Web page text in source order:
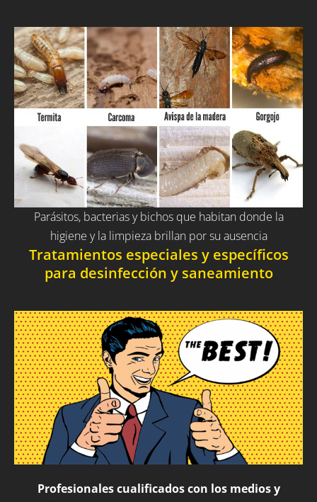
Parásitos, bacterias y bichos que habitan donde la
higiene y la limpieza brillan por su ausencia
Tratamientos especiales y específicos
para desinfección y saneamiento
Profesionales cualificados con los medios y